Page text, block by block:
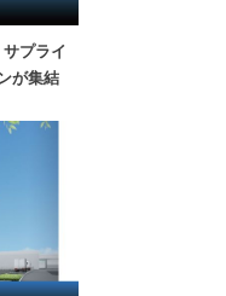
プライ
が集結